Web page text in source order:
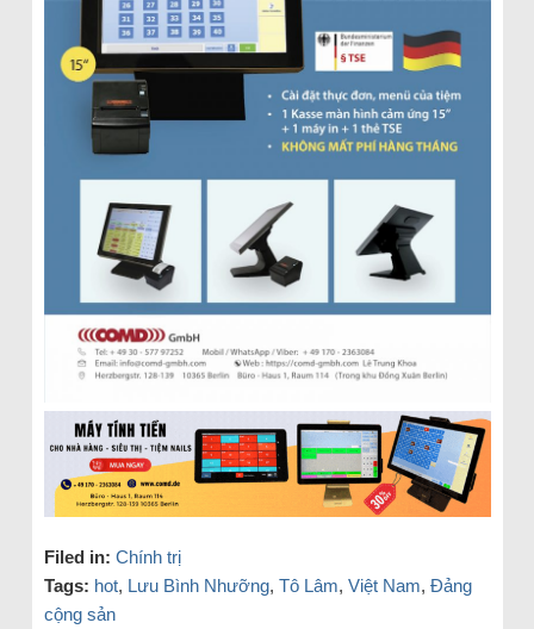
Filed in: Chính trị
Tags: hot, Lưu Bình Nhưỡng, Tô Lâm, Việt Nam, Đảng
cộng sản